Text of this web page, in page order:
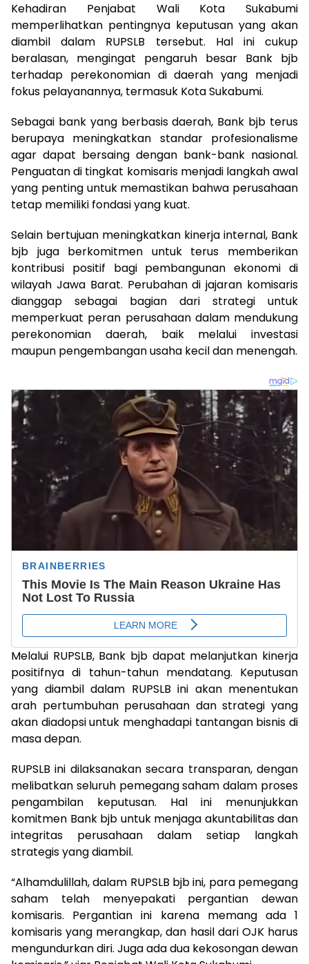
Kehadiran Penjabat Wali Kota Sukabumi
memperlihatkan pentingnya keputusan yang akan
diambil dalam RUPSLB tersebut. Hal ini cukup
beralasan, mengingat pengaruh besar Bank bjb
terhadap perekonomian di daerah yang menjadi
fokus pelayanannya, termasuk Kota Sukabumi.
Sebagai bank yang berbasis daerah, Bank bjb terus
berupaya meningkatkan standar profesionalisme
agar dapat bersaing dengan bank-bank nasional.
Penguatan di tingkat komisaris menjadi langkah awal
yang penting untuk memastikan bahwa perusahaan
tetap memiliki fondasi yang kuat.
Selain bertujuan meningkatkan kinerja internal, Bank
bjb juga berkomitmen untuk terus memberikan
kontribusi positif bagi pembangunan ekonomi di
wilayah Jawa Barat. Perubahan di jajaran komisaris
dianggap sebagai bagian dari strategi untuk
memperkuat peran perusahaan dalam mendukung
perekonomian daerah, baik melalui investasi
maupun pengembangan usaha kecil dan menengah.
Melalui RUPSLB, Bank bjb dapat melanjutkan kinerja
positifnya di tahun-tahun mendatang. Keputusan
yang diambil dalam RUPSLB ini akan menentukan
arah pertumbuhan perusahaan dan strategi yang
akan diadopsi untuk menghadapi tantangan bisnis di
masa depan.
RUPSLB ini dilaksanakan secara transparan, dengan
melibatkan seluruh pemegang saham dalam proses
pengambilan keputusan. Hal ini menunjukkan
komitmen Bank bjb untuk menjaga akuntabilitas dan
integritas perusahaan dalam setiap langkah
strategis yang diambil.
“Alhamdulillah, dalam RUPSLB bjb ini, para pemegang
saham telah menyepakati pergantian dewan
komisaris. Pergantian ini karena memang ada 1
komisaris yang merangkap, dan hasil dari OJK harus
mengundurkan diri. Juga ada dua kekosongan dewan